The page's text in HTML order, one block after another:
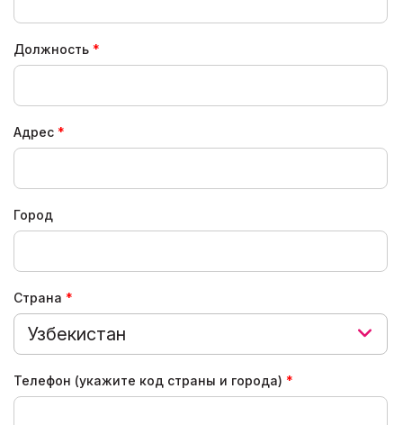
Должность
Адрес
Город
Страна
Узбекистан
Телефон (укажите код страны и города)